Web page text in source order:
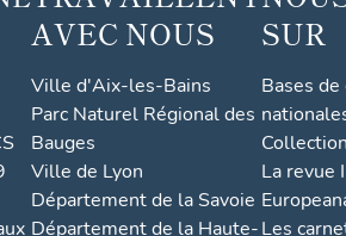
AVEC NOUS
Ville d'Aix-les-Bains
Parc Naturel Régional des
Bauges
Ville de Lyon
Département de la Savoie
Département de la Haute-
SUR
Bases
La revue
Les